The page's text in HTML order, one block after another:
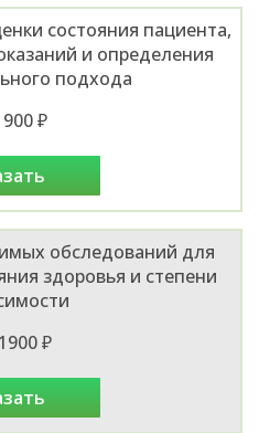
состояния пациента,
и определения
подхода
₽
обследований для
здоровья и степени
₽